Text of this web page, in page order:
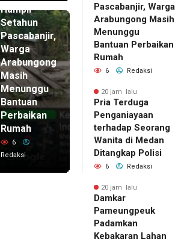
Hampir
Setahun
Pascabanjir,
Warga
Arabungong
Masih
Menunggu
Bantuan
Perbaikan
Rumah
6
Redaksi
Pascabanjir, Warga
Arabungong Masih
Menunggu
Bantuan Perbaikan
Rumah
6 Redaksi
20 jam lalu
Pria Terduga
Penganiayaan
terhadap Seorang
Wanita di Medan
Ditangkap Polisi
6 Redaksi
20 jam lalu
Damkar
Pameungpeuk
Padamkan
Kebakaran Lahan